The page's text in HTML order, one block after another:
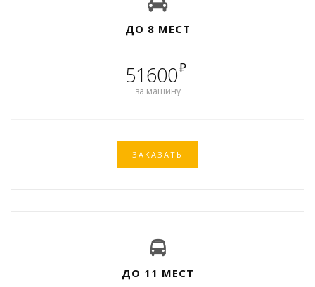
ДО 8 МЕСТ
51600₽
за машину
ЗАКАЗАТЬ
ДО 11 МЕСТ